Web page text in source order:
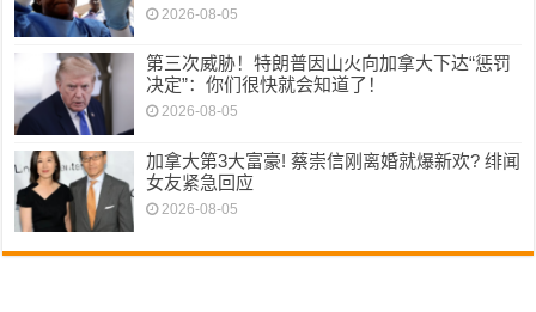
2026-08-05
第三次威胁！特朗普因山火向加拿大下达“惩罚
决定”：你们很快就会知道了！
2026-08-05
加拿大第3大富豪! 蔡崇信刚离婚就爆新欢? 绯闻
女友紧急回应
2026-08-05